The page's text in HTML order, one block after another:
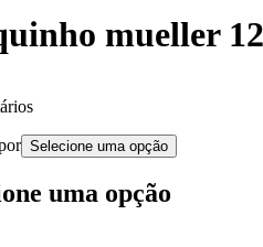
mueller
Selecione uma opção
uma opção